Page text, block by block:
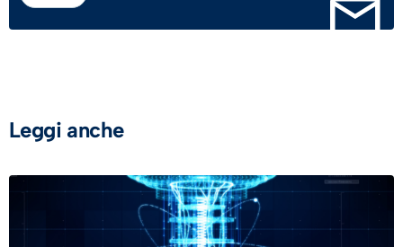
Leggi anche